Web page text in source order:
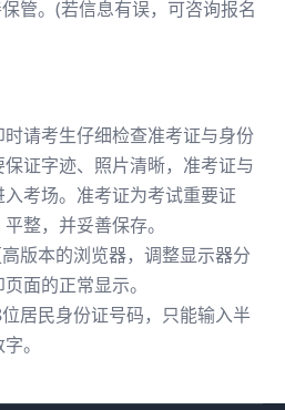
管。(若信息有误，可咨询报名
请考生仔细检查准考证与身份
证字迹、照片清晰，准考证与
考场。准考证为考试重要证
整，并妥善保存。
版本的浏览器，调整显示器分
面的正常显示。
居民身份证号码，只能输入半
。